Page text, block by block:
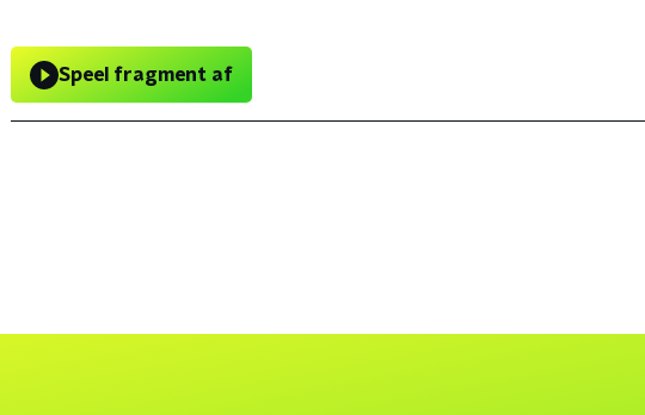
Speel fragment af